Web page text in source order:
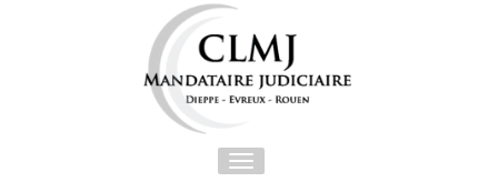
Toggle